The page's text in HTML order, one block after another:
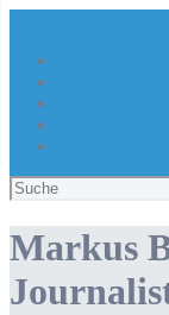
Suchen
nach:
Markus